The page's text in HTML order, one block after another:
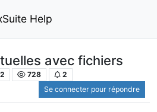
Help
avec fichiers
2 728
2
Se connecter pour répondre